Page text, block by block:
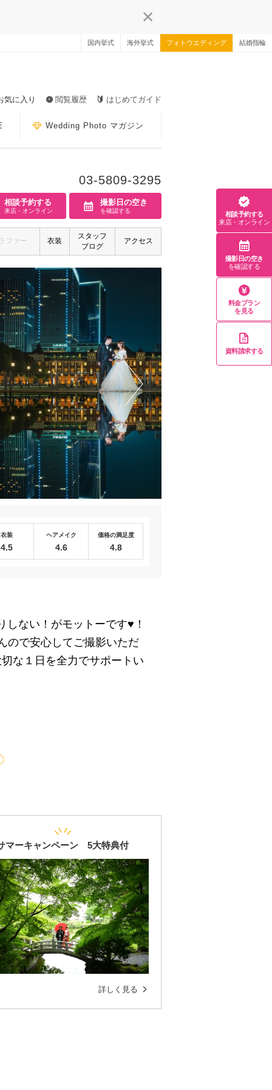
国内挙式 海外挙式 フォトウエディング 結婚指輪
気に入り 閲覧履歴 はじめてガイド
Wedding Photo マガジン
03-5809-3295
相談予約する
来店・オンライン
撮影日の空き
を確認する
ファー 衣装
スタッフ
ブログ
アクセス
衣装
4.5
ヘアメイク
4.6
価格の満足度
4.8
ない！がモットーです♥！
で安心してご撮影いただ
な１日を全力でサポートい
詳しく見る
マーキャンペーン 5大特典付
相談予約する
来店・オンライン
撮影日の空き
を確認する
料金プラン
を見る
資料請求する